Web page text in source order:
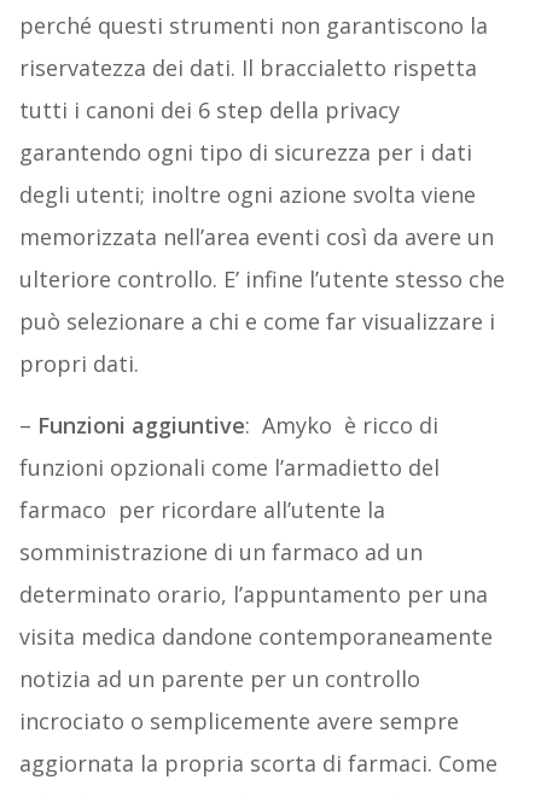
perché questi strumenti non garantiscono la
riservatezza dei dati. Il braccialetto rispetta
tutti i canoni dei 6 step della privacy
garantendo ogni tipo di sicurezza per i dati
degli utenti; inoltre ogni azione svolta viene
memorizzata nell’area eventi così da avere un
ulteriore controllo. E’ infine l’utente stesso che
può selezionare a chi e come far visualizzare i
propri dati.
– Funzioni aggiuntive: Amyko è ricco di
funzioni opzionali come l’armadietto del
farmaco per ricordare all’utente la
somministrazione di un farmaco ad un
determinato orario, l’appuntamento per una
visita medica dandone contemporaneamente
notizia ad un parente per un controllo
incrociato o semplicemente avere sempre
aggiornata la propria scorta di farmaci. Come